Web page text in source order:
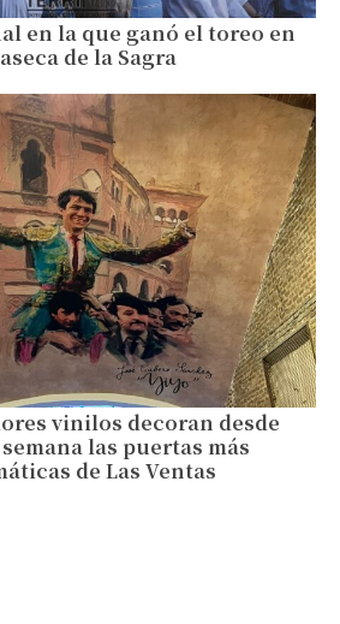
en la que ganó el toreo en
de la Sagra
vinilos decoran desde
las puertas más
de Las Ventas